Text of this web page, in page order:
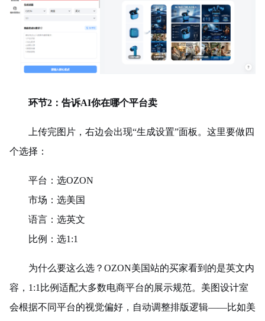
环节2：告诉AI你在哪个平台卖
上传完图片，右边会出现“生成设置”面板。这里要做四
个选择：
平台：选OZON
市场：选美国
语言：选英文
比例：选1:1
为什么要这么选？OZON美国站的买家看到的是英文内
容，1:1比例适配大多数电商平台的展示规范。美图设计室
会根据不同平台的视觉偏好，自动调整排版逻辑——比如美